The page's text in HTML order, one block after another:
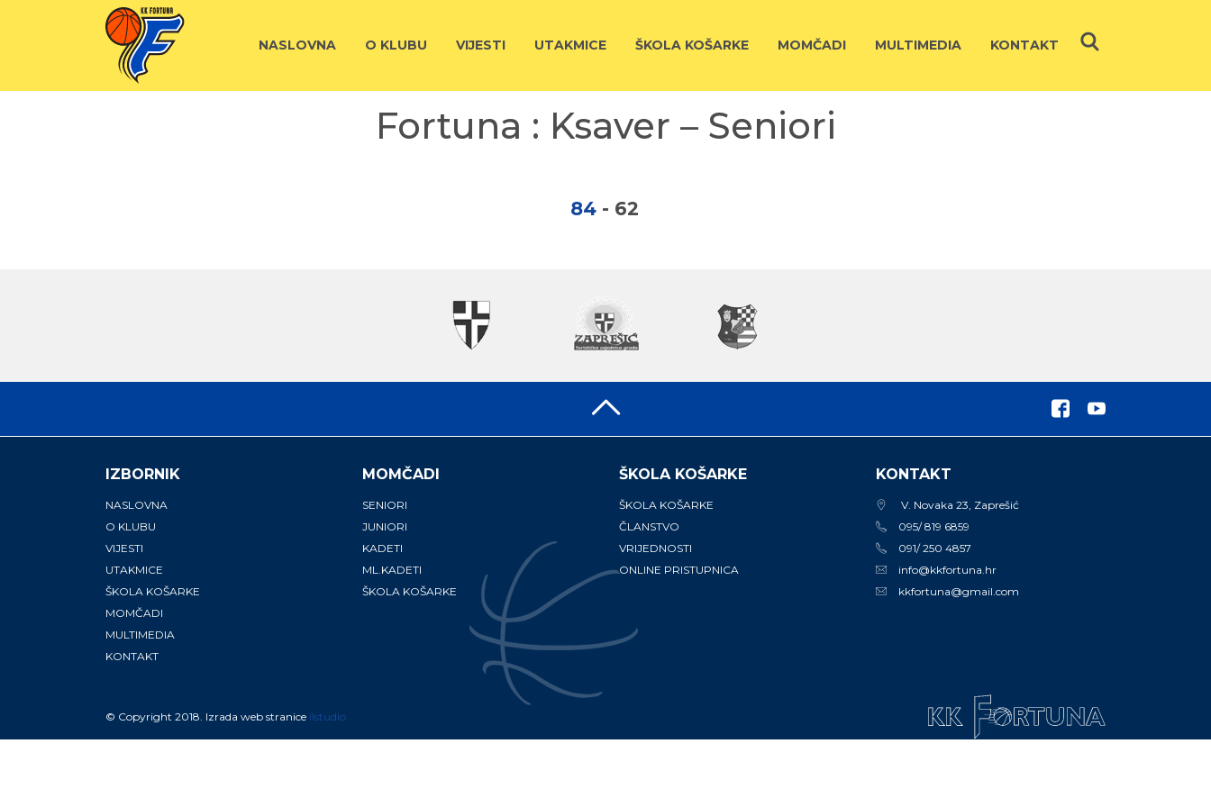
NASLOVNA O KLUBU VIJESTI UTAKMICE ŠKOLA KOŠARKE MOMČADI MULTIMEDIA KONTAKT
Fortuna : Ksaver – Seniori
84 - 62
IZBORNIK
NASLOVNA
O KLUBU
VIJESTI
UTAKMICE
ŠKOLA KOŠARKE
MOMČADI
MULTIMEDIA
KONTAKT
MOMČADI
SENIORI
JUNIORI
KADETI
ML.KADETI
ŠKOLA KOŠARKE
ŠKOLA KOŠARKE
ŠKOLA KOŠARKE
ČLANSTVO
VRIJEDNOSTI
ONLINE PRISTUPNICA
KONTAKT
V. Novaka 23, Zaprešić
095/ 819 6859
091/ 250 4857
info@kkfortuna.hr
kkfortuna@gmail.com
© Copyright 2018. Izrada web stranice ilstudio